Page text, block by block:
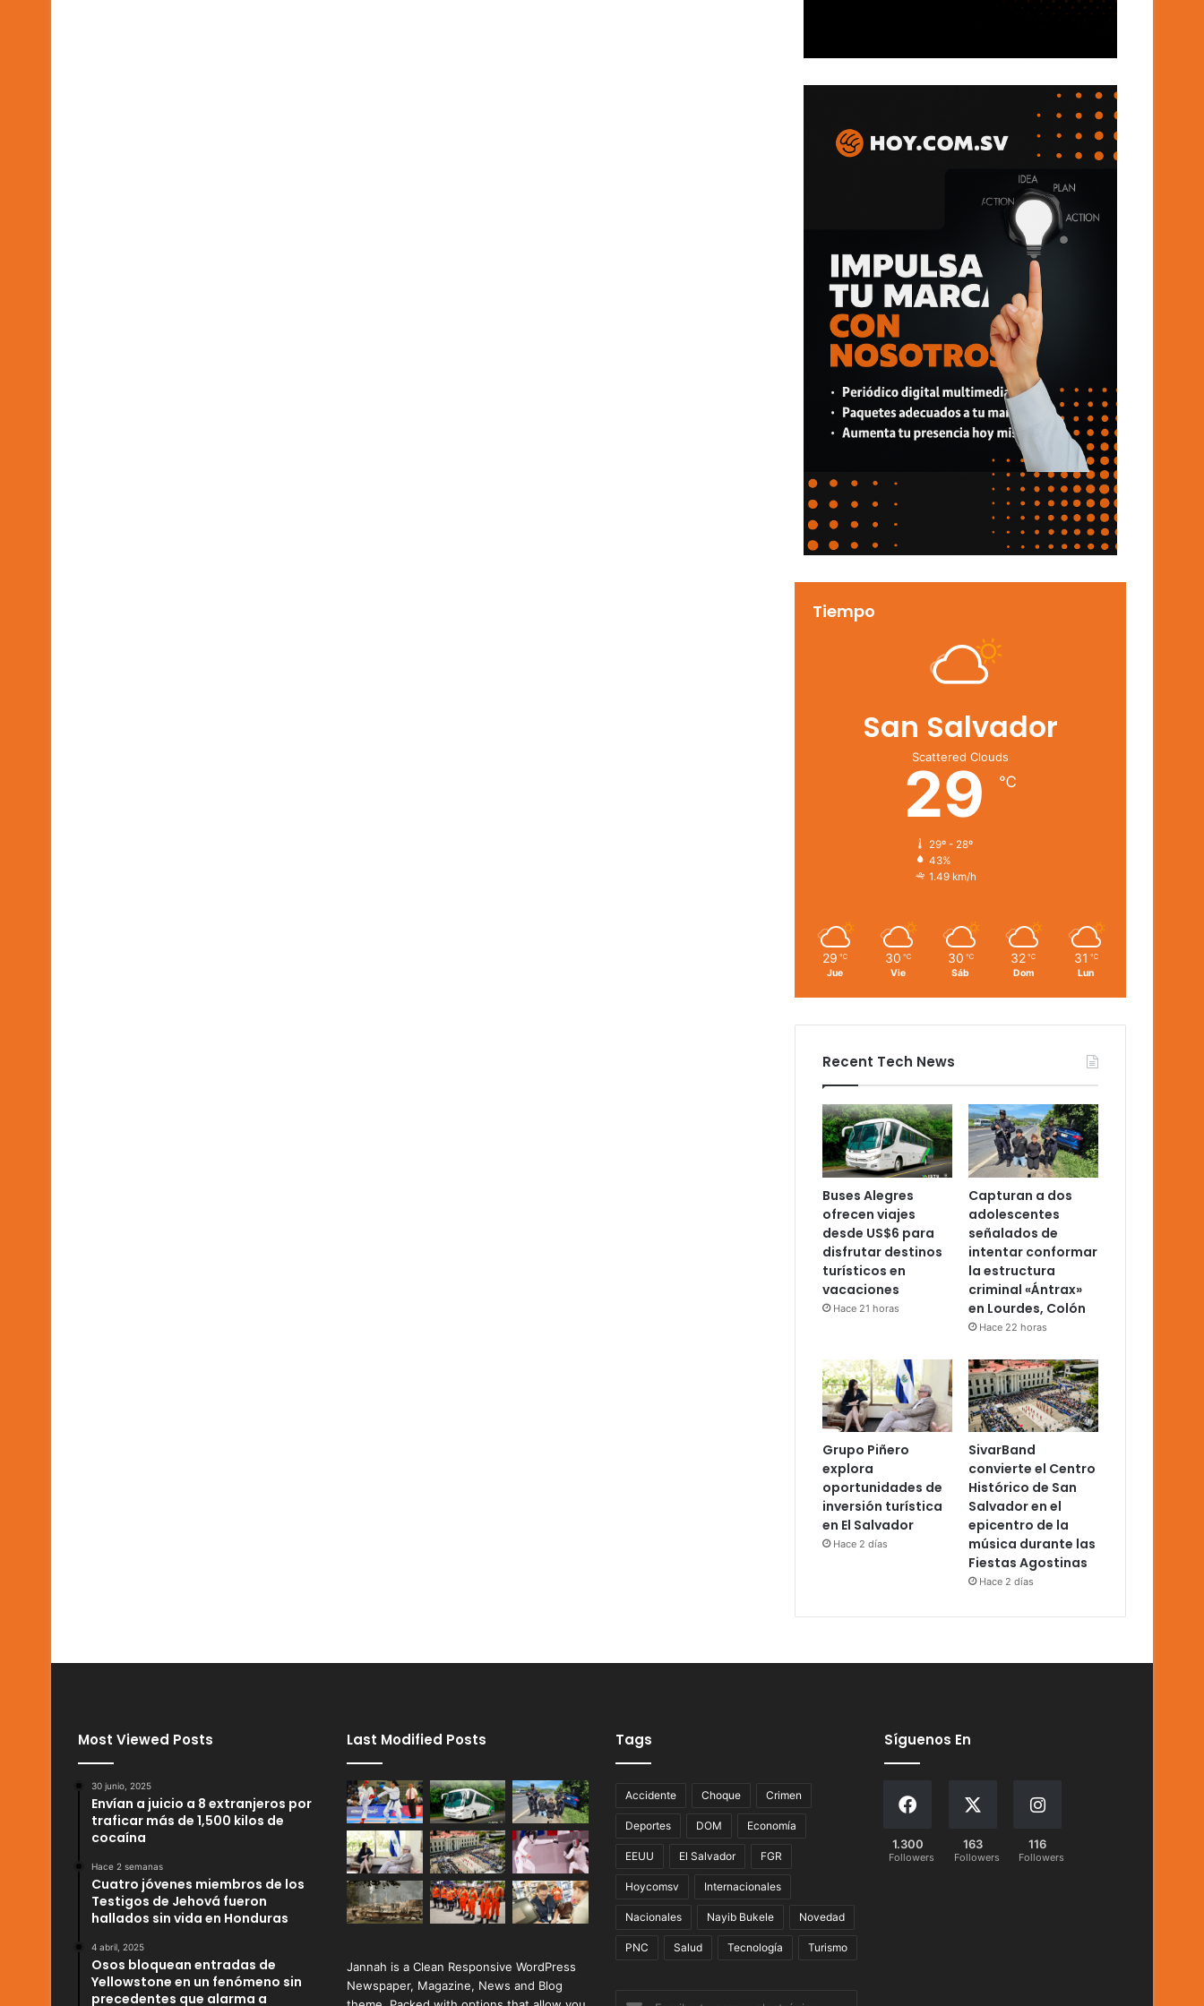
Tiempo
San Salvador
Scattered Clouds
29 ℃
29º - 28º
43%
1.49 km/h
29 ℃
Jue
30 ℃
Vie
30 ℃
Sáb
32 ℃
Dom
31 ℃
Lun
Recent Tech News
Buses Alegres
ofrecen viajes
desde US$6 para
disfrutar destinos
turísticos en
vacaciones
Hace 21 horas
Capturan a dos
adolescentes
señalados de
intentar conformar
la estructura
criminal «Ántrax»
en Lourdes, Colón
Hace 22 horas
Grupo Piñero
explora
oportunidades de
inversión turística
en El Salvador
Hace 2 días
SivarBand
convierte el Centro
Histórico de San
Salvador en el
epicentro de la
música durante las
Fiestas Agostinas
Hace 2 días
Most Viewed Posts
30 junio, 2025
Envían a juicio a 8 extranjeros por
traficar más de 1,500 kilos de
cocaína
Hace 2 semanas
Cuatro jóvenes miembros de los
Testigos de Jehová fueron
hallados sin vida en Honduras
4 abril, 2025
Osos bloquean entradas de
Yellowstone en un fenómeno sin
precedentes que alarma a
Last Modified Posts
Jannah is a Clean Responsive WordPress
Newspaper, Magazine, News and Blog
Tags
Accidente Choque Crimen
Deportes DOM Economía
EEUU El Salvador FGR
Hoycomsv Internacionales
Nacionales Nayib Bukele Novedad
PNC Salud Tecnología Turismo
Escribe
Síguenos En
1.300
Followers
163
Followers
116
Followers